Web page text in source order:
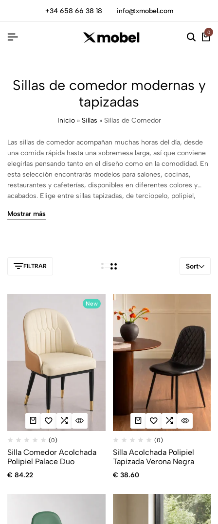
+34 658 66 38 18 info@xmobel.com
0
Sillas de comedor modernas y
tapizadas
Inicio» Sillas » Sillas de Comedor
Las sillas de comedor acompañan muchas horas del día, desde
una comida rápida hasta una sobremesa larga, así que conviene
elegirlas pensando tanto en el diseño como en la comodidad. En
esta selección encontrarás modelos para salones, cocinas,
restaurantes y cafeterías, disponibles en diferentes colores y
acabados. Elige entre sillas tapizadas, de terciopelo, polipiel,
industrial. También encontrarás modelos con reposabrazos o
Mostrar más
FILTRAR Sort
New
(0)
Silla Comedor Acolchada
Polipiel Palace Duo
€ 84.22
(0)
Silla Acolchada Polipiel
Tapizada Verona Negra
€ 38.60